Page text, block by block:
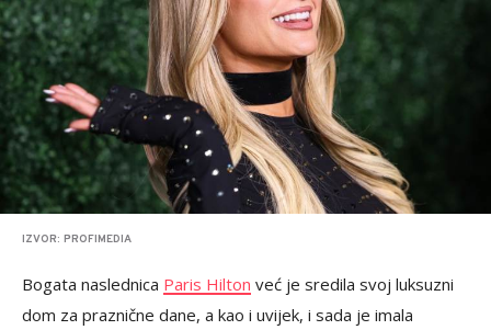
IZVOR: PROFIMEDIA
Bogata naslednica Paris Hilton već je sredila svoj luksuzni
dom za praznične dane, a kao i uvijek, i sada je imala